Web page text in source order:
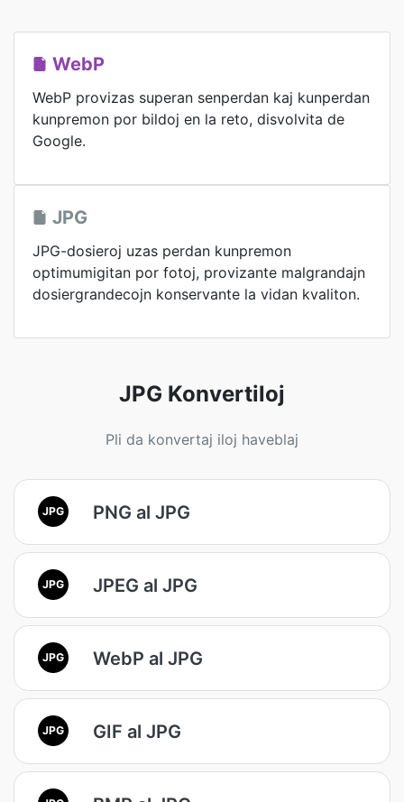
WebP
WebP provizas superan senperdan kaj kunperdan
kunpremon por bildoj en la reto, disvolvita de
Google.
JPG
JPG-dosieroj uzas perdan kunpremon
optimumigitan por fotoj, provizante malgrandajn
dosiergrandecojn konservante la vidan kvaliton.
JPG Konvertiloj
Pli da konvertaj iloj haveblaj
JPG PNG al JPG
JPG JPEG al JPG
JPG WebP al JPG
JPG GIF al JPG